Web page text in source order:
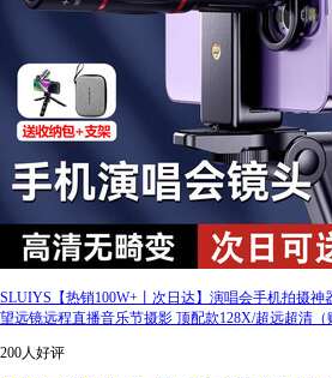
SLUIYS【热销100W+丨次日达】演唱会手机拍摄
望远镜远程直播音乐节摄影 顶配款128X/超远超清（
200人好评